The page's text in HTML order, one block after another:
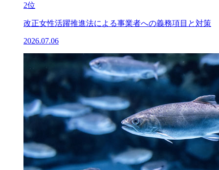
2位
改正女性活躍推進法による事業者への義務項目と対策
2026.07.06